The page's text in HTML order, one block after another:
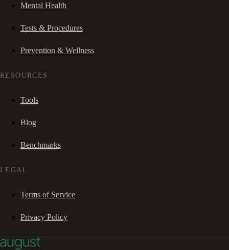
Mental Health
Tests & Procedures
Prevention & Wellness
RESOURCES
Tools
Blog
Benchmarks
LEGAL
Terms of Service
Privacy Policy